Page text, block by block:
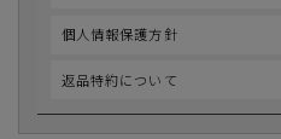
個人情報保護方針
返品特約について